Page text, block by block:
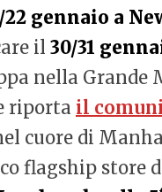
22 gennaio a
il 30/31
nella Grande
riporta il
cuore di
flagship store